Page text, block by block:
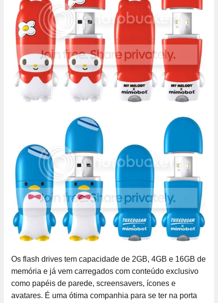
Os flash drives tem capacidade de 2GB, 4GB e 16GB de
memória e já vem carregados com conteúdo exclusivo
como papéis de parede, screensavers, ícones e
avatares. É uma ótima companhia para se ter na porta